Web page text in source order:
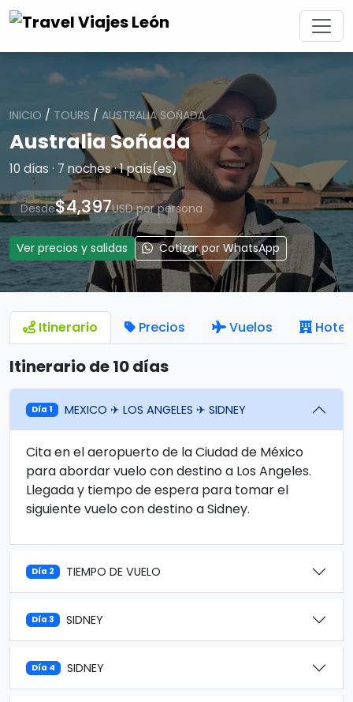
INICIO / TOURS / AUSTRALIA SOÑADA
Australia Soñada
10 días · 7 noches · 1 país(es)
Desde$4,397USD por persona
Ver precios y salidas Cotizar por WhatsApp
Itinerario Precios Vuelos
Itinerario de 10 días
Día 1 MEXICO ✈ LOS ANGELES ✈ SIDNEY
Cita en el aeropuerto de la Ciudad de México
para abordar vuelo con destino a Los Angeles.
Llegada y tiempo de espera para tomar el
siguiente vuelo con destino a Sidney.
Día 2 TIEMPO DE VUELO
Día 3 SIDNEY
Día 4 SIDNEY